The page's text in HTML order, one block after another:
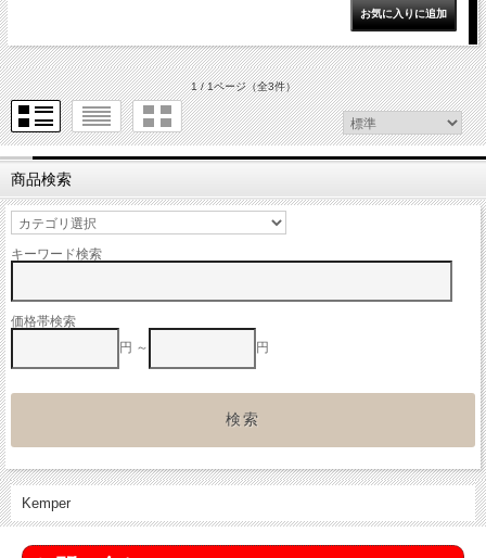
1 / 1ページ（全3件）
商品検索
キーワード検索
価格帯検索
円 ～
円
Kemper